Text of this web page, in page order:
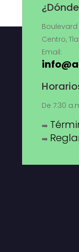
Boulevard
Centro,
Email:
De 7:30
➡️
➡️